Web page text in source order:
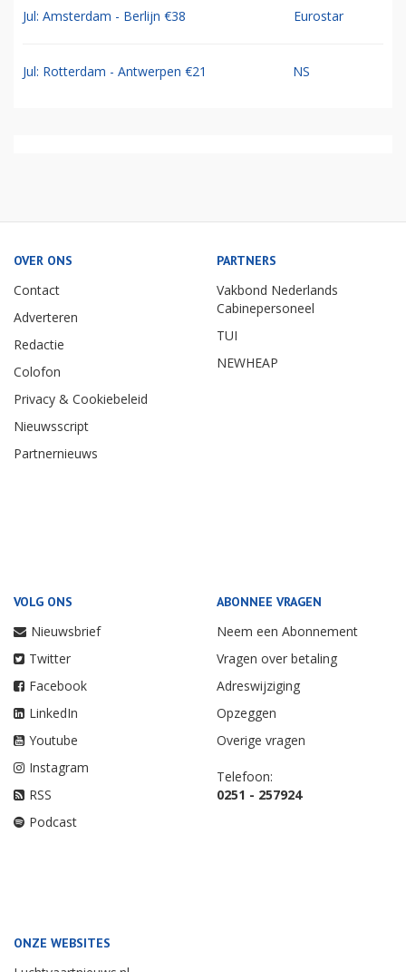
Jul: Amsterdam - Berlijn €38 Eurostar
Jul: Rotterdam - Antwerpen €21 NS
OVER ONS
Contact
Adverteren
Redactie
Colofon
Privacy & Cookiebeleid
Nieuwsscript
Partnernieuws
PARTNERS
Vakbond Nederlands
Cabinepersoneel
TUI
NEWHEAP
VOLG ONS
Nieuwsbrief
Twitter
Facebook
LinkedIn
Youtube
Instagram
RSS
Podcast
ABONNEE VRAGEN
Neem een Abonnement
Vragen over betaling
Adreswijziging
Opzeggen
Overige vragen
Telefoon:
0251 - 257924
ONZE WEBSITES